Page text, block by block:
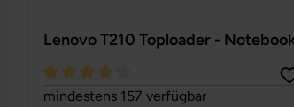
Lenovo T210 Toploader -
Durchschnittliche Bewertung von 4 von
mindestens 157 verfügbar